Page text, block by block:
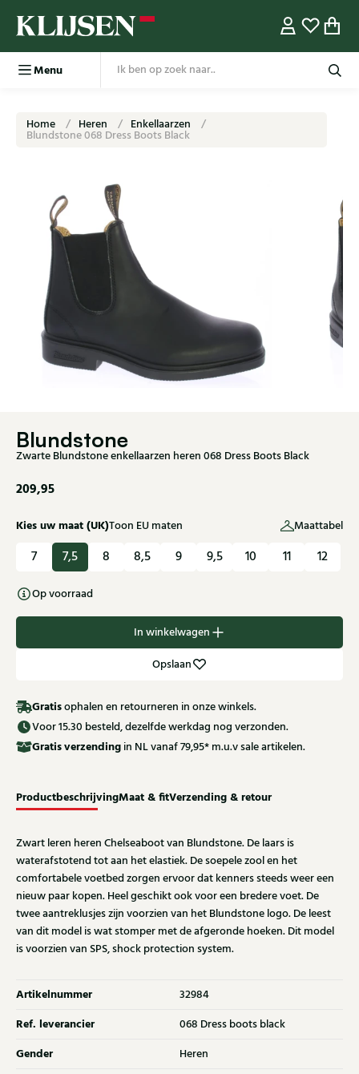
Menu
Home Heren Enkellaarzen
Blundstone 068 Dress Boots Black
Blundstone
Zwarte Blundstone enkellaarzen heren 068 Dress Boots Black
209,95
Kies uw maat (UK)Toon EU maten Maattabel
7 7,5 8 8,5 9 9,5 10 11 12
Op voorraad
In winkelwagen
Opslaan
Gratisophalen en retourneren in onze winkels.
Voor 15.30 besteld, dezelfde werkdag nog verzonden.
Gratisverzending in NL vanaf 79,95* m.u.v sale artikelen.
ProductbeschrijvingMaat & fitVerzending & retour
Zwart leren heren Chelseaboot van Blundstone. De laars is
waterafstotend tot aan het elastiek. De soepele zool en het
comfortabele voetbed zorgen ervoor dat kenners steeds weer een
nieuw paar kopen. Heel geschikt ook voor een bredere voet. De
twee aantreklusjes zijn voorzien van het Blundstone logo. De leest
van dit model is wat stomper met de afgeronde hoeken. Dit model
is voorzien van SPS, shock protection system.
Artikelnummer 32984
Ref. leverancier 068 Dress boots black
Gender Heren